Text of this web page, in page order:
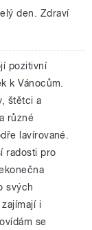
den. Zdraví
pozitivní
k Vánocům.
štětci a
různé
lavírované.
radosti pro
svých
i
se